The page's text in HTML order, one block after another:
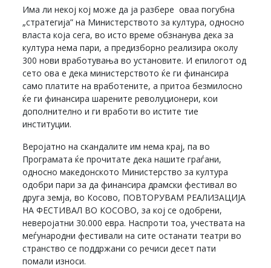
Има ли некој кој може да ја разбере оваа погубна
„стратегија” на Министерството за култура, односно
власта која сега, во исто време обзнанува дека за
култура нема пари, а предизборно реализира околу
300 нови вработувања во установите. И епилогот од
сето ова е дека министерството ќе ги финансира
само платите на вработените, а притоа безмилосно
ќе ги финансира шарените револуционери, кои
дополнително и ги вработи во истите тие
институции.
Веројатно на скандалите им нема крај, па во
Програмата ќе прочитате дека нашите граѓани,
односно македонското Министерство за култура
одобри пари за да финансира драмски фестивал во
друга земја, во Косово, ПОВТОРУВАМ РЕАЛИЗАЦИЈА
НА ФЕСТИВАЛ ВО КОСОВО, за кој се одобрени,
неверојатни 30.000 евра. Наспроти тоа, учествата на
меѓународни фестивали на сите останати театри во
странство се поддржани со речиси десет пати
помали износи.